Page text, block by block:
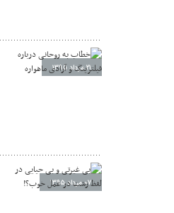
۲۱ مرداد ۱۳۹۵
۰۷ مرداد ۱۳۹۵